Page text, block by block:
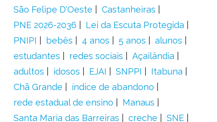
São Felipe D'Oeste
Castanheiras
PNE 2026-2036
Lei da Escuta Protegida
PNIPI
bebês 4 anos 5 anos
alunos
estudantes
redes sociais
Açailândia
adultos
idosos EJAI SNPPI
Itabuna
Chã Grande
índice de abandono
rede estadual de ensino
Manaus
Santa Maria das Barreiras
creche
SNE